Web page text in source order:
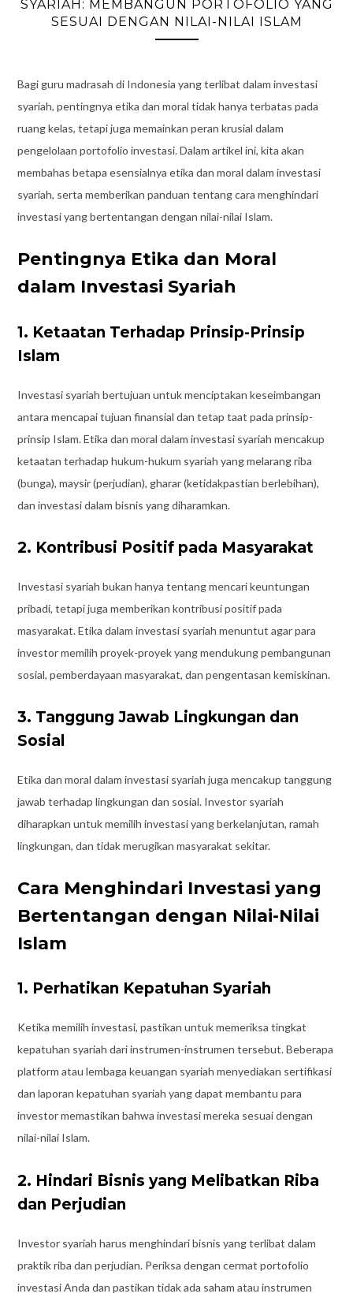
SYARIAH: MEMBANGUN PORTOFOLIO YANG
SESUAI DENGAN NILAI-NILAI ISLAM
Bagi guru madrasah di Indonesia yang terlibat dalam investasi
syariah, pentingnya etika dan moral tidak hanya terbatas pada
ruang kelas, tetapi juga memainkan peran krusial dalam
pengelolaan portofolio investasi. Dalam artikel ini, kita akan
membahas betapa esensialnya etika dan moral dalam investasi
syariah, serta memberikan panduan tentang cara menghindari
investasi yang bertentangan dengan nilai-nilai Islam.
Pentingnya Etika dan Moral
dalam Investasi Syariah
1. Ketaatan Terhadap Prinsip-Prinsip
Islam
Investasi syariah bertujuan untuk menciptakan keseimbangan
antara mencapai tujuan finansial dan tetap taat pada prinsip-
prinsip Islam. Etika dan moral dalam investasi syariah mencakup
ketaatan terhadap hukum-hukum syariah yang melarang riba
(bunga), maysir (perjudian), gharar (ketidakpastian berlebihan),
dan investasi dalam bisnis yang diharamkan.
2. Kontribusi Positif pada Masyarakat
Investasi syariah bukan hanya tentang mencari keuntungan
pribadi, tetapi juga memberikan kontribusi positif pada
masyarakat. Etika dalam investasi syariah menuntut agar para
investor memilih proyek-proyek yang mendukung pembangunan
sosial, pemberdayaan masyarakat, dan pengentasan kemiskinan.
3. Tanggung Jawab Lingkungan dan
Sosial
Etika dan moral dalam investasi syariah juga mencakup tanggung
jawab terhadap lingkungan dan sosial. Investor syariah
diharapkan untuk memilih investasi yang berkelanjutan, ramah
lingkungan, dan tidak merugikan masyarakat sekitar.
Cara Menghindari Investasi yang
Bertentangan dengan Nilai-Nilai
Islam
1. Perhatikan Kepatuhan Syariah
Ketika memilih investasi, pastikan untuk memeriksa tingkat
kepatuhan syariah dari instrumen-instrumen tersebut. Beberapa
platform atau lembaga keuangan syariah menyediakan sertifikasi
dan laporan kepatuhan syariah yang dapat membantu para
investor memastikan bahwa investasi mereka sesuai dengan
nilai-nilai Islam.
2. Hindari Bisnis yang Melibatkan Riba
dan Perjudian
Investor syariah harus menghindari bisnis yang terlibat dalam
praktik riba dan perjudian. Periksa dengan cermat portofolio
investasi Anda dan pastikan tidak ada saham atau instrumen